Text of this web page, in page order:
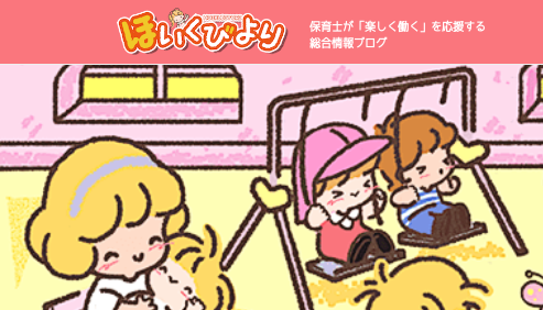
保育士が「楽しく働く」を応援する
総合情報ブログ